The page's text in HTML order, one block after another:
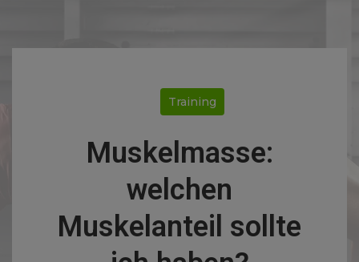
Training
Muskelmasse:
welchen
Muskelanteil sollte